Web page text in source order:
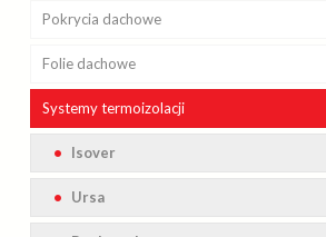
Realizacje
Kosztorys i obmiary dachu
Galeria
Obsługa inwestycji
Sklep internetowy
Pokrycia dachowe
Betonowe
Braas
Bitumiczne
Icopal
Blaszane
Pruszyński
Ceramiczne
Folie dachowe
Toten
Dorken
Corotop
Systemytermoizolacji
Isover
Ursa